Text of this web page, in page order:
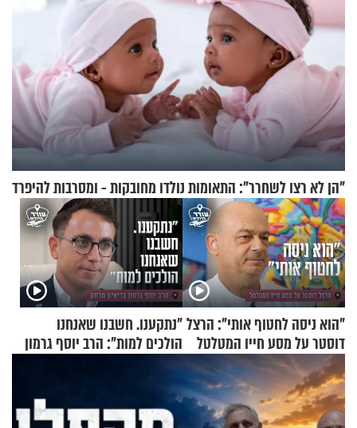
"הן לא רצו לשחרר": התאומות נולדו מחובקות - ומסרבות להיפרד
"הוא ניסה לחטוף אותי": הרצל
דוסטר על מסע חייו המטלטל
"נתקענו. חשבנו שאנחנו
הולכים למות": הרב יוסף גרמון
בריאיון מרתק